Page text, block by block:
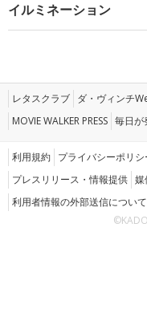
イルミネーション
レタスクラブ ダ・ヴィンチ
MOVIE WALKER PRESS 毎日が
利用規約 プライバシーポリシ
プレスリリース・情報提供 媒
利用者情報の外部送信について